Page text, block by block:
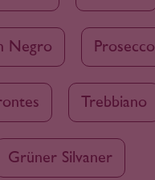
Negro Prosecco
Trebbiano
Grüner Silvaner